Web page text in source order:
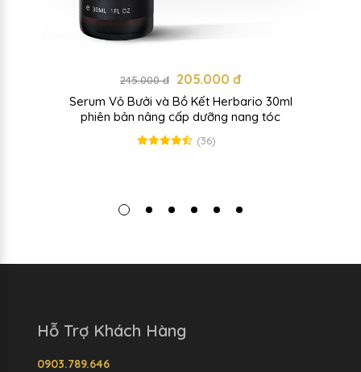
245.000 đ 205.000 đ
Serum Vỏ Bưởi và Bồ Kết Herbario 30ml
phiên bản nâng cấp dưỡng nang tóc
(36)
Hỗ Trợ Khách Hàng
0903.789.646